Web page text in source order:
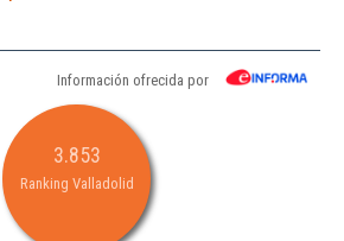
Información ofrecida por
3.853
Ranking Valladolid